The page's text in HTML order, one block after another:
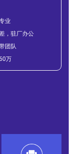
业
，驻厂办公
团队
万